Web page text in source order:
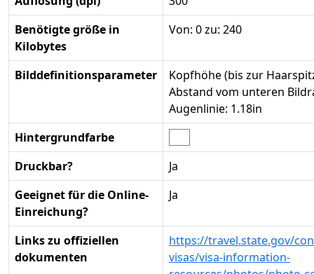
Benötigte größe in
Kilobytes
Von: 0 zu: 240
Bilddefinitionsparameter
Kopfhöhe (bis zur
Abstand vom unteren
Augenlinie: 1.18in
Hintergrundfarbe
Druckbar?
Ja
Geeignet für die Online-
Einreichung?
Ja
Links zu offiziellen
dokumenten
https://travel.state.gov/
visas/visa-information-